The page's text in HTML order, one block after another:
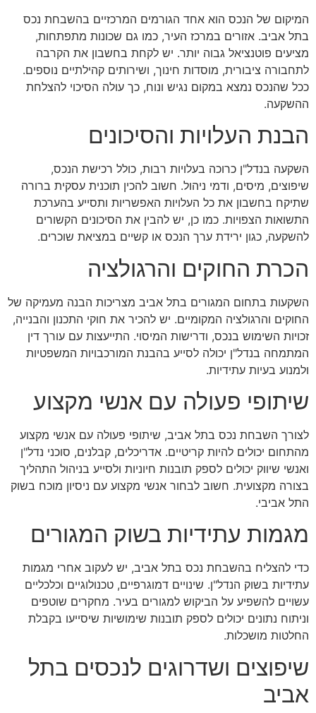
המיקום של הנכס הוא אחד הגורמים המרכזיים בהשבחת נכס
בתל אביב. אזורים במרכז העיר, כמו גם שכונות מתפתחות,
מציעים פוטנציאל גבוה יותר. יש לקחת בחשבון את הקרבה
לתחבורה ציבורית, מוסדות חינוך, ושירותים קהילתיים נוספים.
ככל שהנכס נמצא במקום נגיש ונוח, כך עולה הסיכוי להצלחת
ההשקעה.
הבנת העלויות והסיכונים
השקעה בנדל"ן כרוכה בעלויות רבות, כולל רכישת הנכס,
שיפוצים, מיסים, ודמי ניהול. חשוב להכין תוכנית עסקית ברורה
שתיקח בחשבון את כל העלויות האפשריות ותסייע בהערכת
התשואות הצפויות. כמו כן, יש להבין את הסיכונים הקשורים
להשקעה, כגון ירידת ערך הנכס או קשיים במציאת שוכרים.
הכרת החוקים והרגולציה
השקעות בתחום המגורים בתל אביב מצריכות הבנה מעמיקה של
החוקים והרגולציה המקומיים. יש להכיר את חוקי התכנון והבנייה,
זכויות השימוש בנכס, ודרישות המיסוי. התייעצות עם עורך דין
המתמחה בנדל"ן יכולה לסייע בהבנת המורכבויות המשפטיות
ולמנוע בעיות עתידיות.
שיתופי פעולה עם אנשי מקצוע
לצורך השבחת נכס בתל אביב, שיתופי פעולה עם אנשי מקצוע
מהתחום יכולים להיות קריטיים. אדריכלים, קבלנים, סוכני נדל"ן
ואנשי שיווק יכולים לספק תובנות חיוניות ולסייע בניהול התהליך
בצורה מקצועית. חשוב לבחור אנשי מקצוע עם ניסיון מוכח בשוק
התל אביבי.
מגמות עתידיות בשוק המגורים
כדי להצליח בהשבחת נכס בתל אביב, יש לעקוב אחרי מגמות
עתידיות בשוק הנדל"ן. שינויים דמוגרפיים, טכנולוגיים וכלכליים
עשויים להשפיע על הביקוש למגורים בעיר. מחקרים שוטפים
וניתוח נתונים יכולים לספק תובנות שימושיות שיסייעו בקבלת
החלטות מושכלות.
שיפוצים ושדרוגים לנכסים בתל
אביב